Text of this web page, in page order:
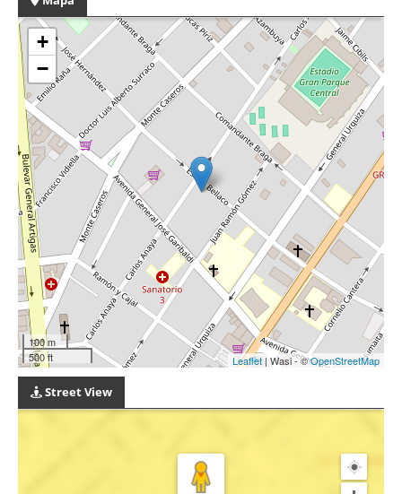
+
−
100 m
500 ft
Leaflet | Wasi - ©OpenStreetMap
Street View